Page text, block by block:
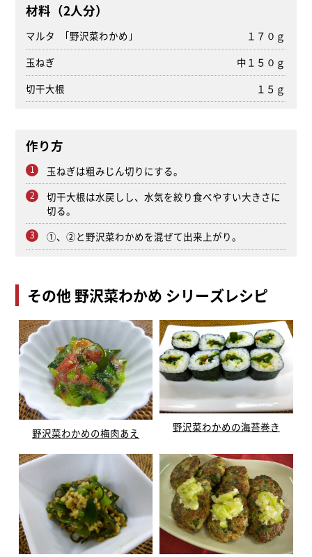
材料（2人分）
マルタ ｢野沢菜わかめ｣
１７０ｇ
玉ねぎ
中１５０ｇ
切干大根
１５ｇ
作り方
玉ねぎは粗みじん切りにする。
切干大根は水戻しし、水気を絞り食べやすい大きさに
切る。
①、②と野沢菜わかめを混ぜて出来上がり。
その他 野沢菜わかめ シリーズレシピ
野沢菜わかめの梅肉あえ 野沢菜わかめの海苔巻き